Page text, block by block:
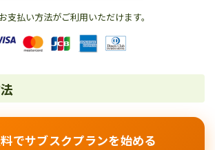
支払い方法がご利用いただけます。
でサブスクプランを始める